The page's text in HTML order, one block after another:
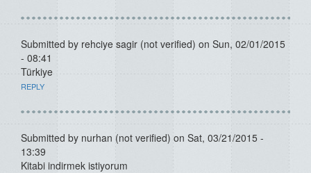
Submitted by rehciye sagir (not verified) on Sun, 02/01/2015
- 08:41
Türkiye
REPLY
Submitted by nurhan (not verified) on Sat, 03/21/2015 -
13:39
Kitabi indirmek istiyorum